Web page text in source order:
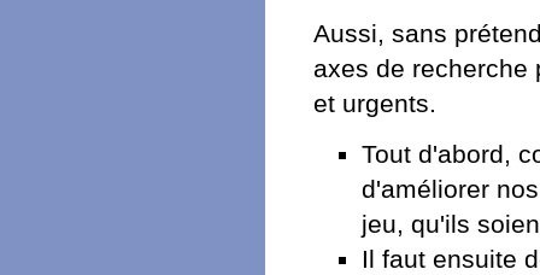
Aussi, sans
axes de recherche
et urgents.
Tout d'abord,
d'améliorer
jeu, qu'ils
Il faut ensuite